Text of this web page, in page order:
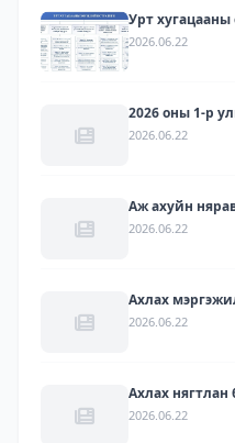
Урт
2026.06.22
2026 оны 1-р
2026.06.22
Аж ахуйн
2026.06.22
Ахлах
2026.06.22
Ахлах нягтлан
2026.06.22